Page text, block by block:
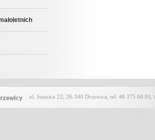
ul. Staszica 22; 26-340 Drzewica; tel: 48 375 60